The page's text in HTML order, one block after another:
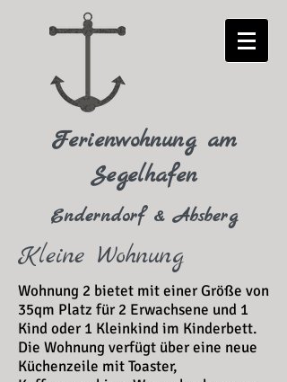
Ferienwohnung am
Segelhafen
Enderndorf & Absberg
Kleine Wohnung
Wohnung 2 bietet mit einer Größe von
35qm Platz für 2 Erwachsene und 1
Kind oder 1 Kleinkind im Kinderbett.
Die Wohnung verfügt über eine neue
Küchenzeile mit Toaster,